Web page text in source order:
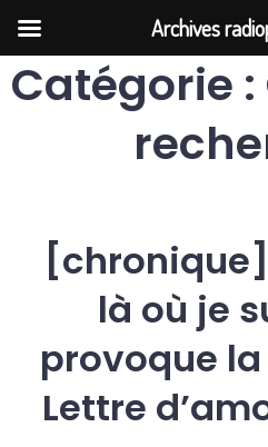
Skip
Catégorie :
là où je
provoque
Lettre
Archives